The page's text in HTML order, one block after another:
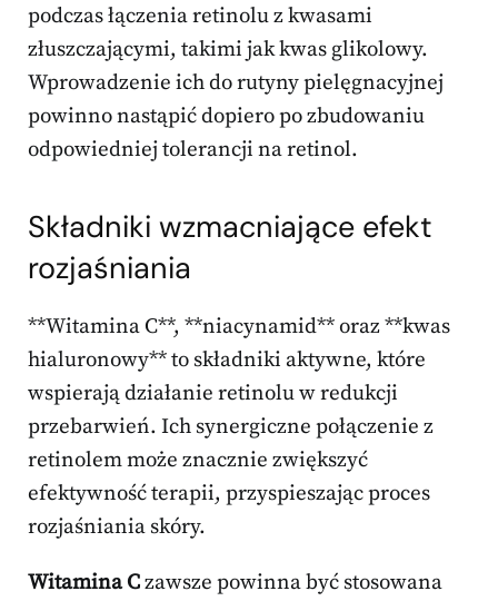
podczas łączenia retinolu z kwasami
złuszczającymi, takimi jak kwas glikolowy.
Wprowadzenie ich do rutyny pielęgnacyjnej
powinno nastąpić dopiero po zbudowaniu
odpowiedniej tolerancji na retinol.
Składniki wzmacniające efekt
rozjaśniania
**Witamina C**, **niacynamid** oraz **kwas
hialuronowy** to składniki aktywne, które
wspierają działanie retinolu w redukcji
przebarwień. Ich synergiczne połączenie z
retinolem może znacznie zwiększyć
efektywność terapii, przyspieszając proces
rozjaśniania skóry.
Witamina Czawsze powinna być stosowana